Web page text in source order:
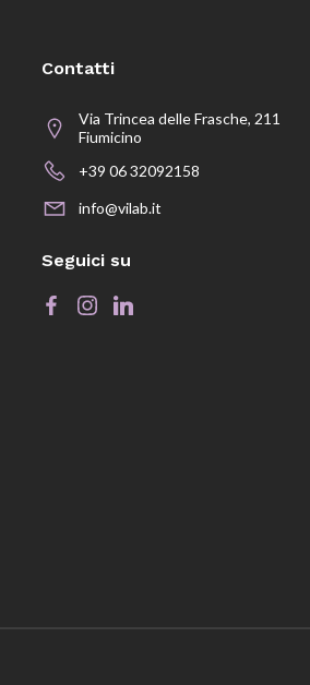
Contatti
Via Trincea delle Frasche, 211
Fiumicino
+39 06 32092158
info@vilab.it
Seguici su